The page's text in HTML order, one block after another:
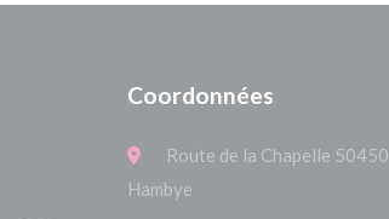
Coordonnées
Route de la Chapelle 50450
Hambye